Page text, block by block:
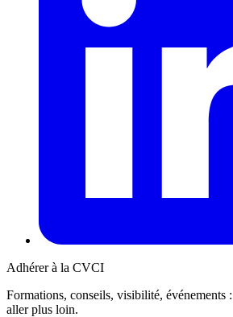
Adhérer à la CVCI
Formations, conseils, visibilité, événements
aller plus loin.